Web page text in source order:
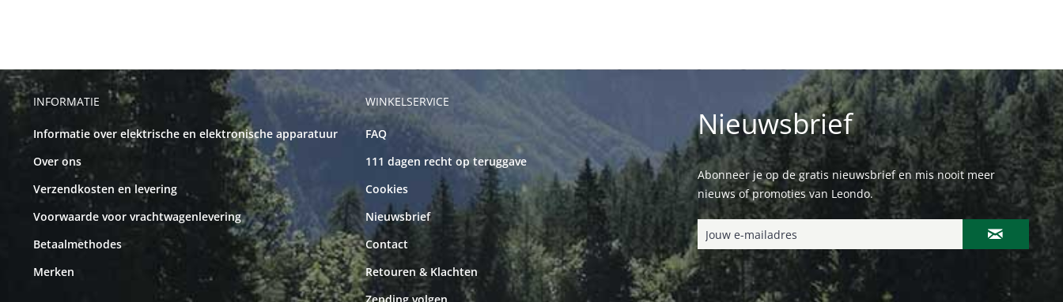
INFORMATIE
Informatie over elektrische en elektronische apparatuur
Over ons
Verzendkosten en levering
Voorwaarde voor vrachtwagenlevering
Betaalmethodes
Merken
WINKELSERVICE
FAQ
111 dagen recht op teruggave
Cookies
Nieuwsbrief
Contact
Retouren & Klachten
Nieuwsbrief
Abonneer je op de gratis nieuwsbrief en mis nooit meer
nieuws of promoties van Leondo.